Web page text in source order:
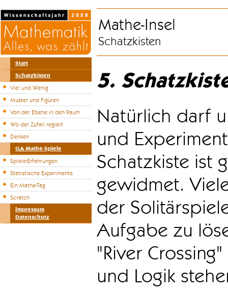
Start
Schatzkisten
Viel und Wenig
Muster und Figuren
Von der Ebene in den Raum
Wo der Zufall regiert
Denken
GA Mathe-Spiele
Spiele-Erfahrungen
Statistische Experimente
Ein Mathe-Tag
Scratch
Impressum
Datenschutz
Mathe-Insel
Schatzkisten
5.
Natürlich darf
und
Schatzkiste ist
gewidmet.
der
Aufgabe zu
"River
und Logik